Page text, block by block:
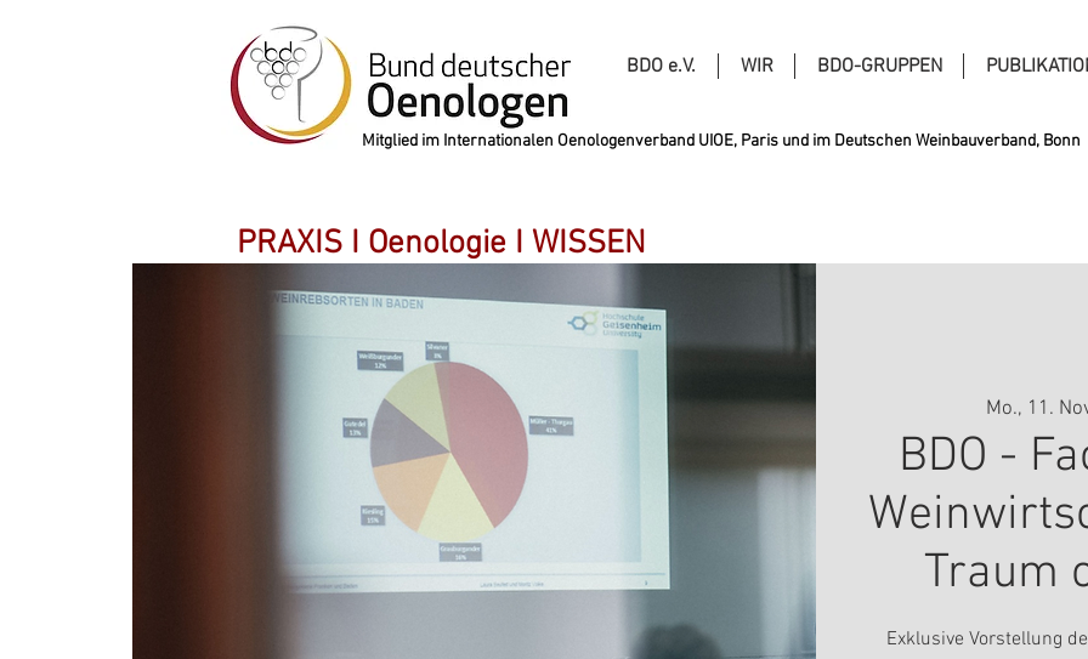
BDO e.V. WIR BDO-GRUPPEN
Mitglied im Internationalen Oenologenverband UIOE, Paris und im Deutschen Weinbauverband, Bonn
PRAXIS I Oenologie I WISSEN
Mo., 11.
BDO -
Traum
Exklusive Vorstellung